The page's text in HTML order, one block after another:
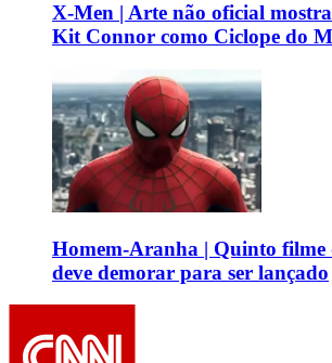
X-Men | Arte não oficial
Kit Connor como Ciclope do
Homem-Aranha | Quinto filme
deve demorar para ser lançado